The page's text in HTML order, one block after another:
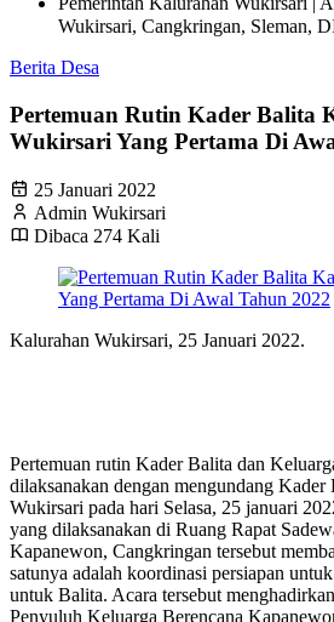
Wukirsari, Cangkringan, Sleman,
Berita Desa
Pertemuan Rutin Kader Balita
Wukirsari Yang Pertama Di
25 Januari 2022
Admin Wukirsari
Dibaca 274 Kali
Kalurahan Wukirsari, 25 Januari 2022.
Pertemuan rutin Kader Balita dan
dilaksanakan dengan mengundang Kader
Wukirsari pada hari Selasa, 25 januari
yang dilaksanakan di Ruang Rapat
Kapanewon, Cangkringan tersebut
satunya adalah koordinasi persiapan
untuk Balita. Acara tersebut
Penyuluh Keluarga Berencana